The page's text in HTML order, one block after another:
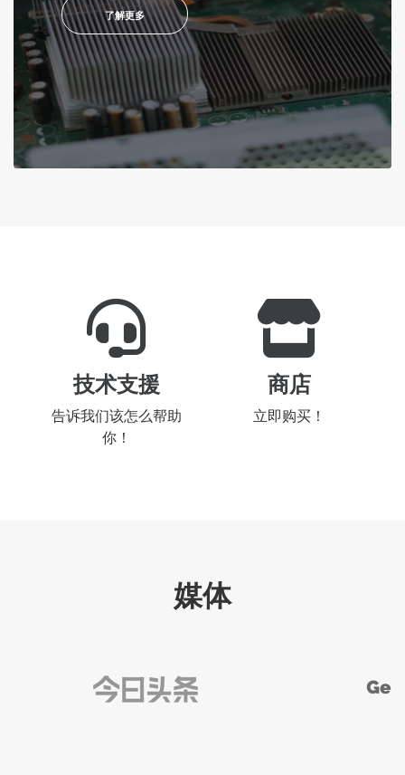
了解更多
技术支援
告诉我们该怎么帮助
你！
商店
立即购买！
媒体